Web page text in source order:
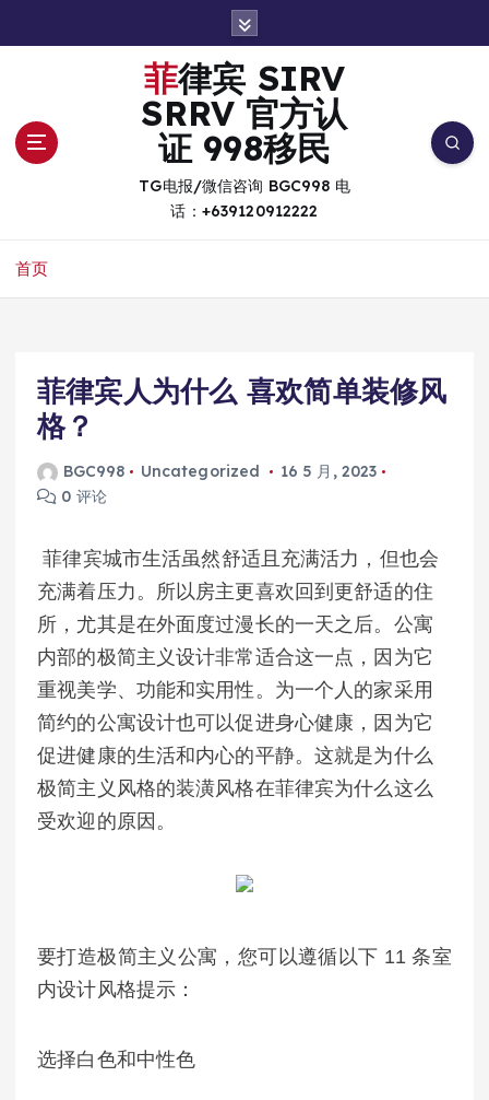
菲律宾 SIRV
SRRV 官方认
证 998移民
TG电报/微信咨询 BGC998 电
话：+639120912222
首页
菲律宾人为什么 喜欢简单装修风
格？
BGC998 Uncategorized
16 5 月, 2023
0 评论
菲律宾城市生活虽然舒适且充满活力，但也会
充满着压力。所以房主更喜欢回到更舒适的住
所，尤其是在外面度过漫长的一天之后。公寓
内部的极简主义设计非常适合这一点，因为它
重视美学、功能和实用性。为一个人的家采用
简约的公寓设计也可以促进身心健康，因为它
促进健康的生活和内心的平静。这就是为什么
极简主义风格的装潢风格在菲律宾为什么这么
受欢迎的原因。
要打造极简主义公寓，您可以遵循以下 11 条室
内设计风格提示：
选择白色和中性色